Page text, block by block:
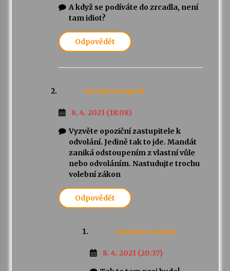
A když se podíváte do zrcadla, není
tam idiot?
Odpovědět
Anonym napsal:
8. 4. 2021 (18:08)
Vyzvěte opoziční zastupitele k
odvolání. Jedině tak to jde. Mandát
zaniká odstoupením z vlastní vůle
nebo odvoláním. Nastudujte trochu
volební zákon
Odpovědět
Anonym napsal:
8. 4. 2021 (20:37)